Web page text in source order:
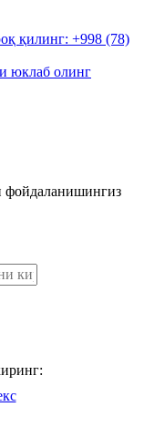
қилинг: +998 (78)
юклаб олинг
фойдаланишингиз